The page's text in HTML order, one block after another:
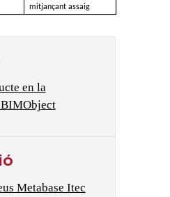
mitjançant assaig
en la
Metabase Itec